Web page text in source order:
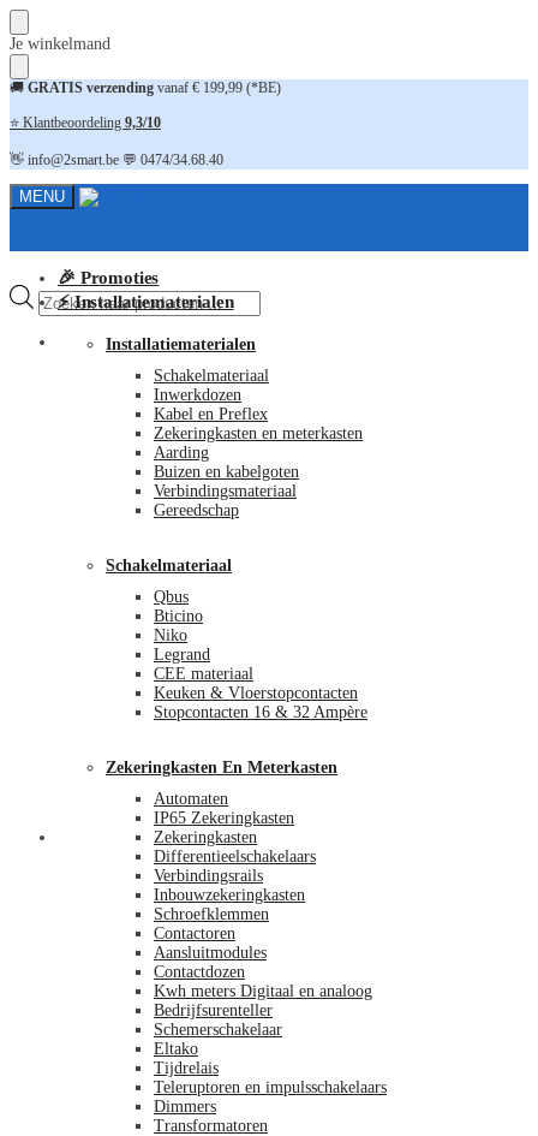
Skip
to
navigation
Skip
to
content
Je winkelmand
🚚 GRATIS verzending vanaf € 199,99 (*BE)
⭐ Klantbeoordeling 9,3/10
👋 info@2smart.be 💬 0474/34.68.40
MENU
Producten
zoeken
FAQ
🎉 Promoties
⚡ Installatiematerialen
Installatiematerialen
Schakelmateriaal
Inwerkdozen
Kabel en Preflex
Zekeringkasten en meterkasten
Aarding
Buizen en kabelgoten
Verbindingsmateriaal
Gereedschap
Schakelmateriaal
Qbus
Bticino
Niko
Legrand
CEE materiaal
Keuken & Vloerstopcontacten
Stopcontacten 16 & 32 Ampère
Zekeringkasten En Meterkasten
Automaten
IP65 Zekeringkasten
Zekeringkasten
Differentieelschakelaars
Verbindingsrails
Inbouwzekeringkasten
Schroefklemmen
Contactoren
Aansluitmodules
Contactdozen
Kwh meters Digitaal en analoog
Bedrijfsurenteller
Schemerschakelaar
Eltako
Tijdrelais
Teleruptoren en impulsschakelaars
Dimmers
Transformatoren